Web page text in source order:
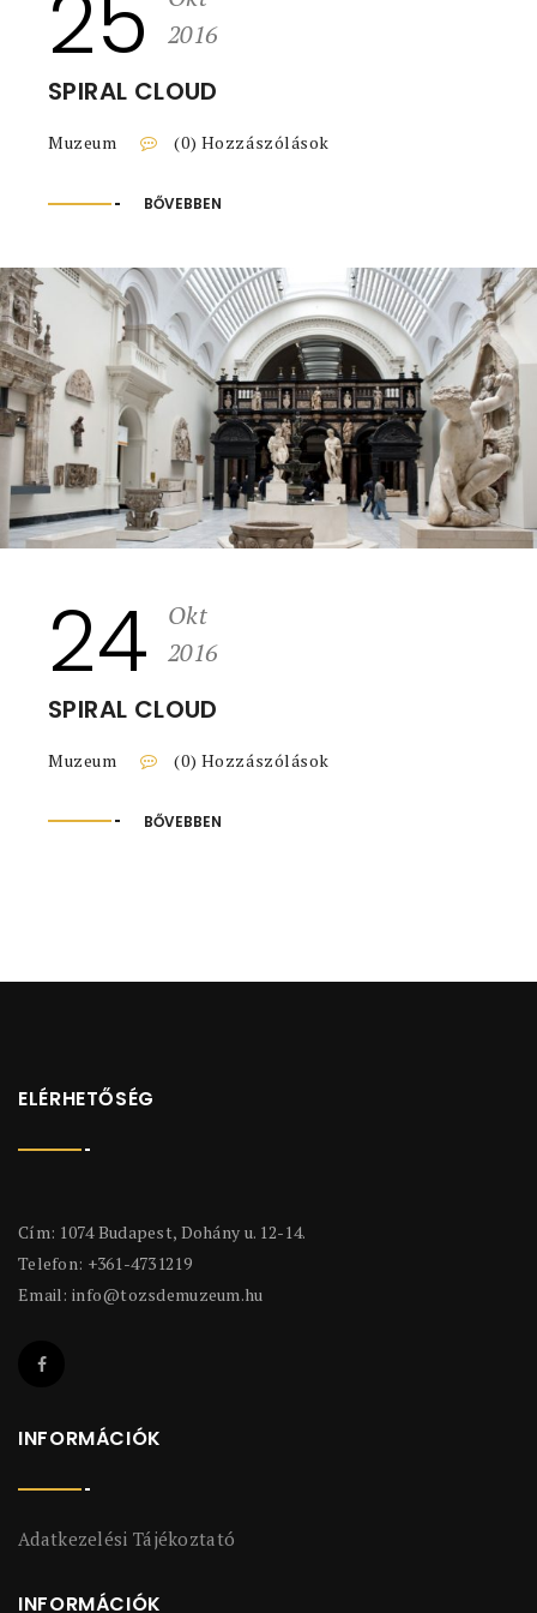
2016
SPIRAL CLOUD
Muzeum (0) Hozzászólások
BŐVEBBEN
24
Okt
2016
SPIRAL CLOUD
Muzeum (0) Hozzászólások
BŐVEBBEN
ELÉRHETŐSÉG
Cím: 1074 Budapest, Dohány u. 12-14.
Telefon: +361-4731219
Email: info@tozsdemuzeum.hu
INFORMÁCIÓK
Adatkezelési Tájékoztató
INFORMÁCIÓK